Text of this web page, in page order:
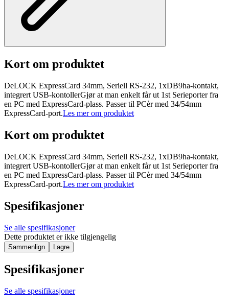
Kort om produktet
DeLOCK ExpressCard 34mm, Seriell RS-232, 1xDB9ha-kontakt,
integrert USB-kontollerGjør at man enkelt får ut 1st Serieporter fra
en PC med ExpressCard-plass. Passer til PCèr med 34/54mm
ExpressCard-port.Les mer om produktet
Kort om produktet
DeLOCK ExpressCard 34mm, Seriell RS-232, 1xDB9ha-kontakt,
integrert USB-kontollerGjør at man enkelt får ut 1st Serieporter fra
en PC med ExpressCard-plass. Passer til PCèr med 34/54mm
ExpressCard-port.Les mer om produktet
Spesifikasjoner
Se alle spesifikasjoner
Dette produktet er ikke tilgjengelig
Sammenlign Lagre
Spesifikasjoner
Se alle spesifikasjoner